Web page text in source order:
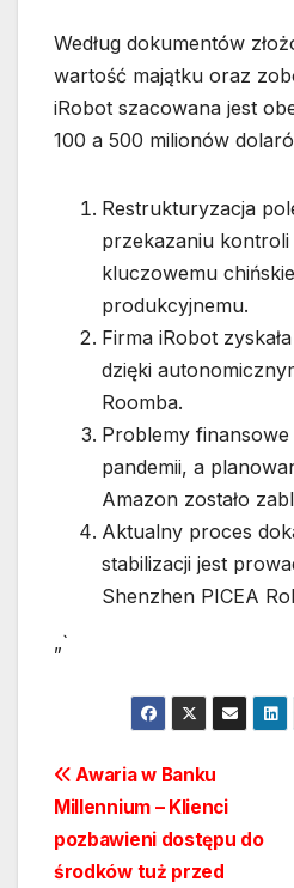
Według dokumentów
wartość majątku oraz
iRobot szacowana jest
100 a 500 milionów
Restrukturyzacja
przekazaniu kontroli
kluczowemu
produkcyjnemu.
Firma iRobot
dzięki
Roomba.
Problemy finansowe
pandemii, a
Amazon zostało
Aktualny proces
stabilizacji jest
Shenzhen PICEA
„`
Nawigacja
wpisu
Awaria w Banku
Millennium – Klienci
pozbawieni dostępu do
środków tuż przed